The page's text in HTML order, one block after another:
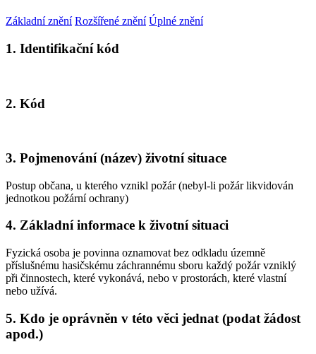
Základní znění Rozšířené znění Úplné znění
1. Identifikační kód
2. Kód
3. Pojmenování (název) životní situace
Postup občana, u kterého vznikl požár (nebyl-li požár likvidován
jednotkou požární ochrany)
4. Základní informace k životní situaci
Fyzická osoba je povinna oznamovat bez odkladu územně
příslušnému hasičskému záchrannému sboru každý požár vzniklý
při činnostech, které vykonává, nebo v prostorách, které vlastní
nebo užívá.
5. Kdo je oprávněn v této věci jednat (podat žádost
apod.)